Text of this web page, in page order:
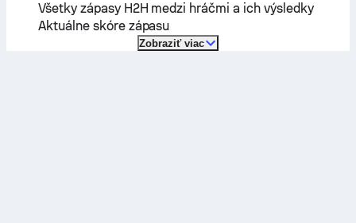
Všetky zápasy H2H medzi hráčmi a ich výsledky
Aktuálne skóre zápasu
Zobraziť viac